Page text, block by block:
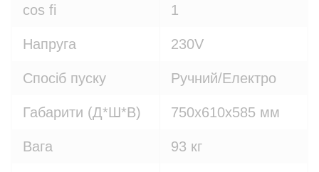
cos fi 1
Напруга 230V
Спосіб пуску Ручний/Електро
Габарити (Д*Ш*В) 750х610х585 мм
Вага 93 кг